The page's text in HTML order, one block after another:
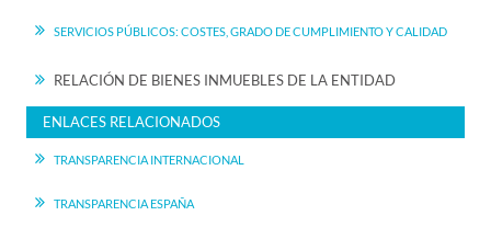
SERVICIOS PÚBLICOS: COSTES, GRADO DE CUMPLIMIENTO Y CALIDAD
RELACIÓN DE BIENES INMUEBLES DE LA ENTIDAD
ENLACES RELACIONADOS
TRANSPARENCIA INTERNACIONAL
TRANSPARENCIA ESPAÑA